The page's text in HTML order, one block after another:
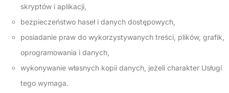
skryptów i aplikacji,
bezpieczeństwo haseł i danych dostępowych,
posiadanie praw do wykorzystywanych treści, plików, grafik,
oprogramowania i danych,
wykonywanie własnych kopii danych, jeżeli charakter Usługi
tego wymaga.